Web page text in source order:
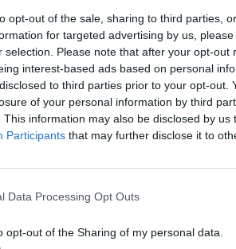
opt-out of the sale, sharing to third parties,
for targeted advertising by us,
selection. Please note that after your opt-out
interest-based ads based on personal
to third parties prior to your opt-out.
of your personal information by third
This information may also be disclosed by us
Participants that may further disclose it to
Data Processing Opt Outs
opt-out of the Sharing of my personal data.
Farben erzählen, wenn man sie
Weshalb sind es gerade
mich glücklich und erinnert mich
meinen Smoothies. Mein liebstes
blau geboren und verändern ihre
symbolisieren das Meer und alles,
passt da so wunderbar dazu, weil er
Ökosystems.